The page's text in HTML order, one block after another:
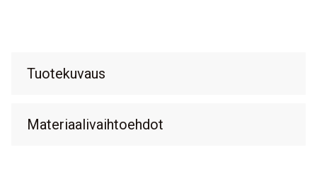
Tuotekuvaus
Materiaalivaihtoehdot